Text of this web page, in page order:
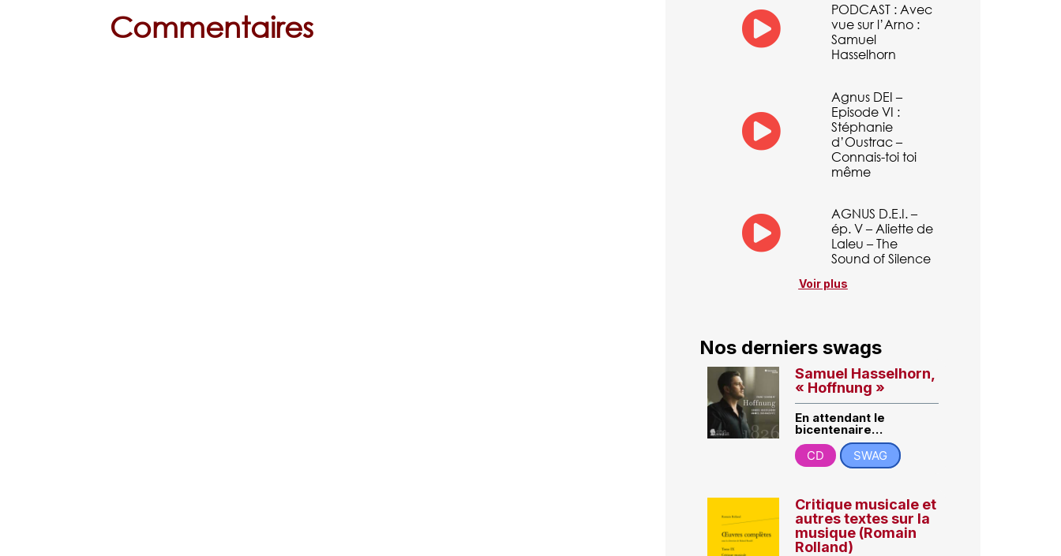
Commentaires
PODCAST : Avec
vue sur l’Arno :
Samuel
Hasselhorn
Agnus DEI –
Episode VI :
Stéphanie
d’Oustrac –
Connais-toi toi
même
AGNUS D.E.I. –
ép. V – Aliette de
Laleu – The
Sound of Silence
Voir plus
Nos derniers swags
Samuel Hasselhorn,
« Hoffnung »
En attendant le
bicentenaire…
CD
SWAG
Critique musicale et
autres textes sur la
musique (Romain
Rolland)